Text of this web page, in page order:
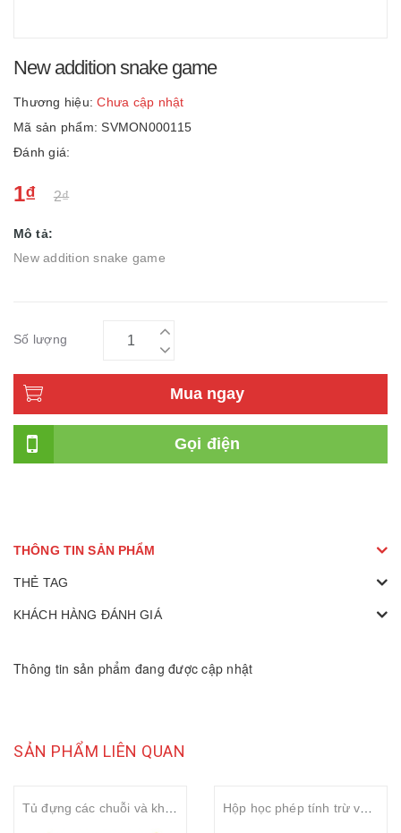
New addition snake game
Thương hiệu: Chưa cập nhật
Mã sản phẩm: SVMON000115
Đánh giá:
1₫ 2₫
Mô tả:
New addition snake game
Số lượng
Mua ngay
Gọi điện
THÔNG TIN SẢN PHẨM
THẺ TAG
KHÁCH HÀNG ĐÁNH GIÁ
Thông tin sản phẩm đang được cập nhật
SẢN PHẨM LIÊN QUAN